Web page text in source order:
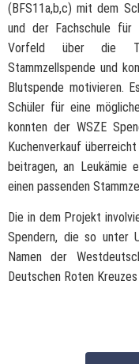
(BFS11a,b,c) mit dem
und der Fachschule für
Vorfeld über die
Stammzellspende und
Blutspende motivieren.
Schüler für eine
konnten der WSZE
Kuchenverkauf
beitragen, an Leukämie
einen passenden
Die in dem Projekt
Spendern, die so unter
Namen der
Deutschen Roten Kreuzes